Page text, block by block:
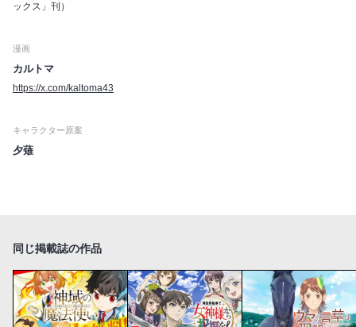
ックス」刊）
漫画
カルトマ
https://x.com/kaltoma43
キャラクター原案
夕薙
同じ掲載誌の作品